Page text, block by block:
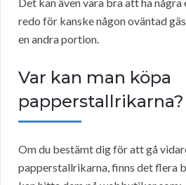
redo för kanske någon oväntad
en andra portion.
Var kan man köpa
papperstallrikarna?
Om du bestämt dig för att gå
papperstallrikarna, finns det flera